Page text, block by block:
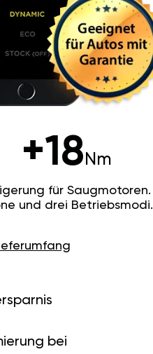
+18Nm
für Saugmotoren.
und drei Betriebsmodi.
bei